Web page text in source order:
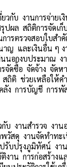
บ งานการจ่ายเ
ผล สถิติการจัดเก็
การตรวจสอบใบ
ญ และเงินอื่น ๆ ง
นอกงบประมาณ ง
รจัดซื้อ จัดจ้าง จั
ถิติ ช่วยเหลือให้ค
คลัง การบัญชี กา
บ งานสำรวจ งา
วัสดุ งานจัดทำท
บปรุงภูมิทัศน์ งาน
าน การก่อสร้าง